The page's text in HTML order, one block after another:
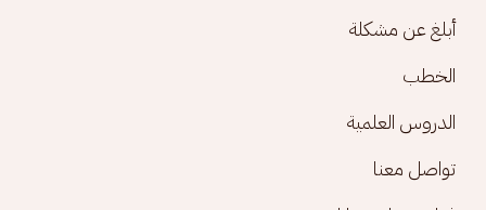
أبلغ عن مشكلة
الخطب
الدروس العلمية
تواصل معنا